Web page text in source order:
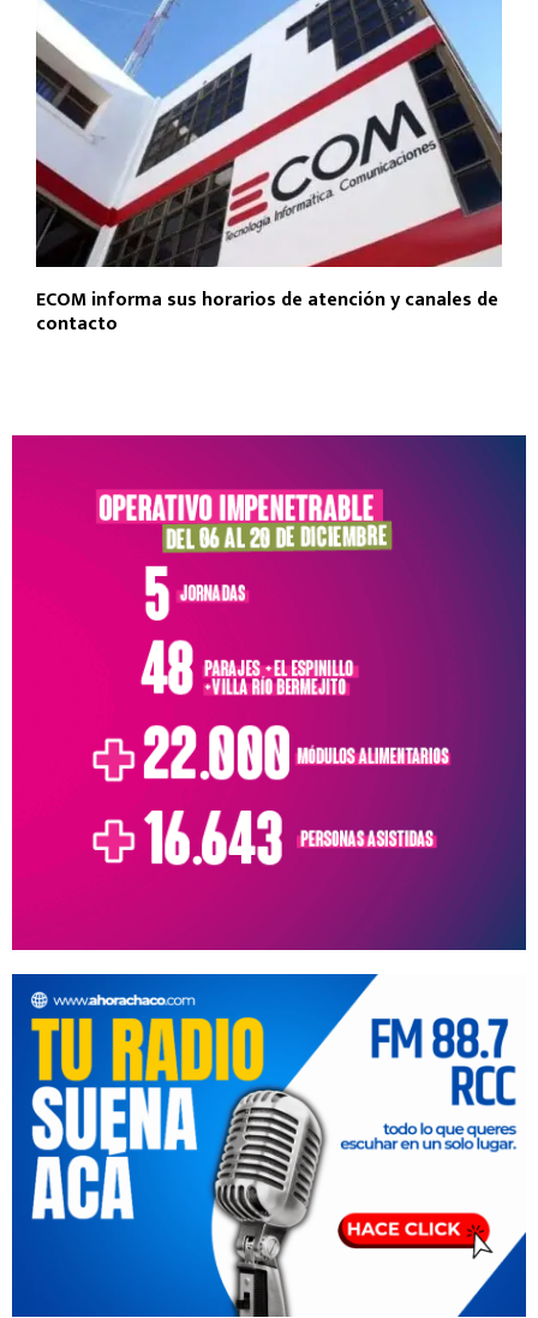
ECOM informa sus horarios de atención y canales de
contacto